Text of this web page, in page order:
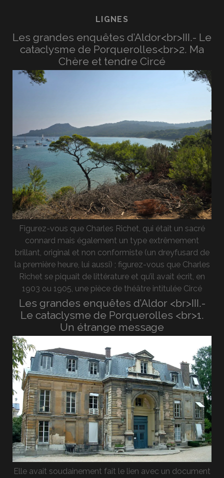
LIGNES
Les grandes enquêtes d’Aldor<br>III.- Le
cataclysme de Porquerolles<br>2. Ma
Chère et tendre Circé
Figurez-vous que Charles Richet, qui était un sacré
connard mais également un type extrêmement
brillant, original et non conformiste (un dreyfusard de
la première heure, lui aussi) ; figurez-vous que Charles
Richet se piquait de littérature et qu’il avait écrit, en
1903 ou 1905, une pièce de théâtre intitulée Circé
Les grandes enquêtes d’Aldor <br>III.-
Le cataclysme de Porquerolles <br>1.
Un étrange message
Elle avait soudainement fait le lien avec un document